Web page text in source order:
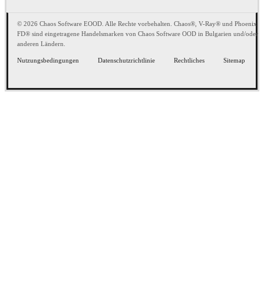
© 2026 Chaos Software EOOD. Alle Rechte vorbehalten. Chaos®, V-Ray® und Phoenix
FD® sind eingetragene Handelsmarken von Chaos Software OOD in Bulgarien und/oder
anderen Ländern.
Nutzungsbedingungen Datenschutzrichtlinie Rechtliches Sitemap